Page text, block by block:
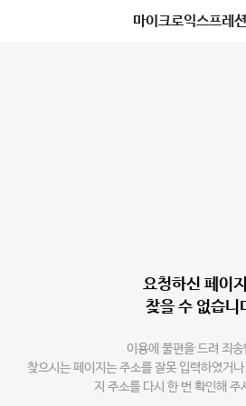
마이크로익스프레
요청하신 페이
찾을 수 없습니
이용에 불편을 드려 죄
찾으시는 페이지는 주소를 잘못 입력하였거
지 주소를 다시 한 번 확인해 주